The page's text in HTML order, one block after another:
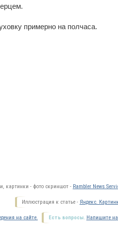
примерно на полчаса.
картинки - фото скриншот - Rambler News
Иллюстрация к статье - Яндекс.
Есть вопросы. Напишите
на сайте.